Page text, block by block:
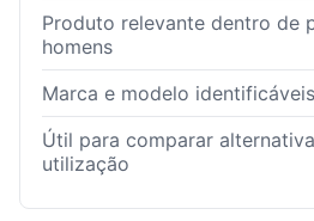
Produto relevante dentro de
homens
Marca e modelo
Útil para comparar
utilização